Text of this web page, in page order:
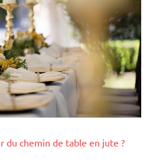
du chemin de table en jute ?